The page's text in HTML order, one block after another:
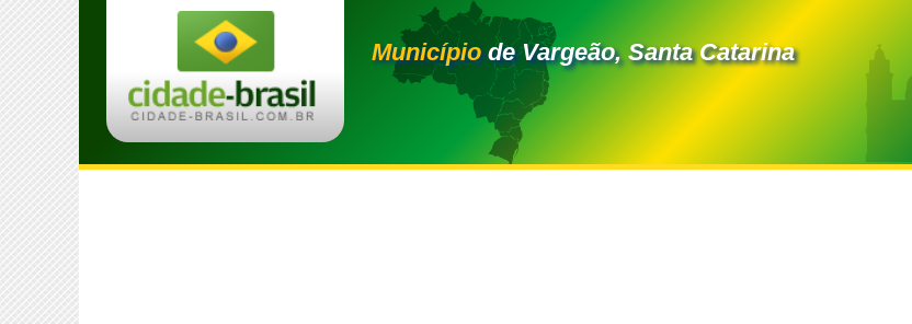
Municípiode Vargeão, Santa Catarina